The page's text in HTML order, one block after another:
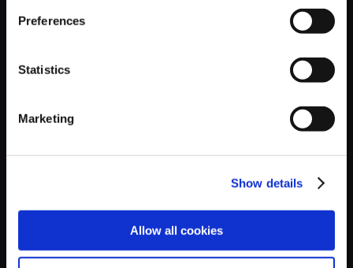
Preferences
Statistics
Marketing
Show details
Allow all cookies
【PS5】モンスタ